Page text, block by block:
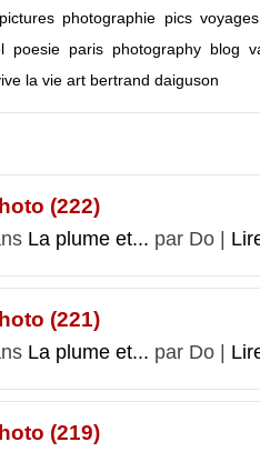
pictures photographie pics voyages
poesie paris photography blog
la vie art bertrand daiguson
(222)
La plume et... par Do |
(221)
La plume et... par Do |
(219)